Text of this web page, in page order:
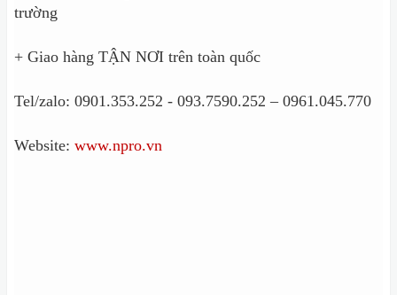
trường
+ Giao hàng TẬN NƠI trên toàn quốc
Tel/zalo: 0901.353.252 - 093.7590.252 – 0961.045.770
Website: www.npro.vn